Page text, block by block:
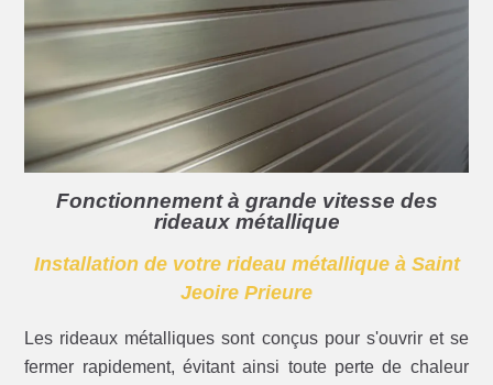
Fonctionnement à grande vitesse des
rideaux métallique
Installation de votre rideau métallique à Saint
Jeoire Prieure
Les rideaux métalliques sont conçus pour s'ouvrir et se
fermer rapidement, évitant ainsi toute perte de chaleur